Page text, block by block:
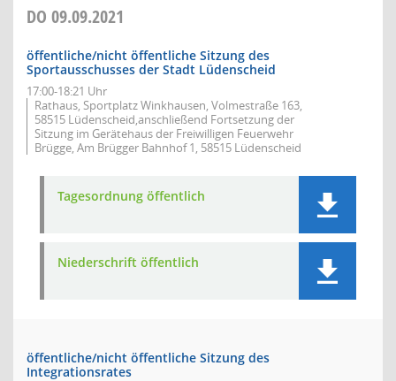
DO 09.09.2021
öffentliche/nicht öffentliche Sitzung des
Sportausschusses der Stadt Lüdenscheid
17:00-18:21 Uhr
Rathaus, Sportplatz Winkhausen, Volmestraße 163,
58515 Lüdenscheid,anschließend Fortsetzung der
Sitzung im Gerätehaus der Freiwilligen Feuerwehr
Brügge, Am Brügger Bahnhof 1, 58515 Lüdenscheid
Tagesordnung öffentlich
Niederschrift öffentlich
öffentliche/nicht öffentliche Sitzung des
Integrationsrates